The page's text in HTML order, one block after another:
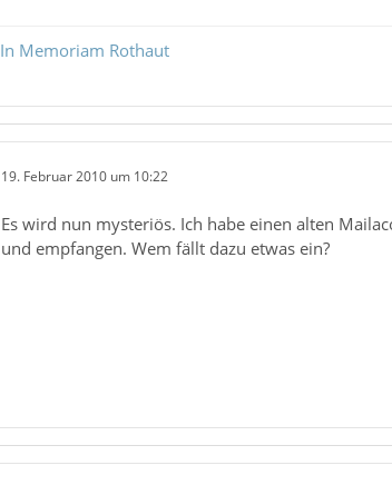
In Memoriam Rothaut
19. Februar 2010 um 10:22
Es wird nun mysteriös. Ich habe einen alten
und empfangen. Wem fällt dazu etwas ein?